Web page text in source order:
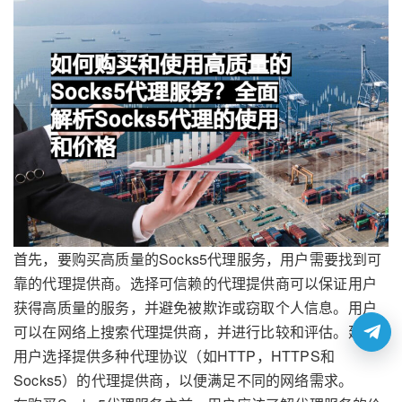
首先，要购买高质量的Socks5代理服务，用户需要找到可
靠的代理提供商。选择可信赖的代理提供商可以保证用户
获得高质量的服务，并避免被欺诈或窃取个人信息。用户
可以在网络上搜索代理提供商，并进行比较和评估。建议
用户选择提供多种代理协议（如HTTP，HTTPS和
Socks5）的代理提供商，以便满足不同的网络需求。